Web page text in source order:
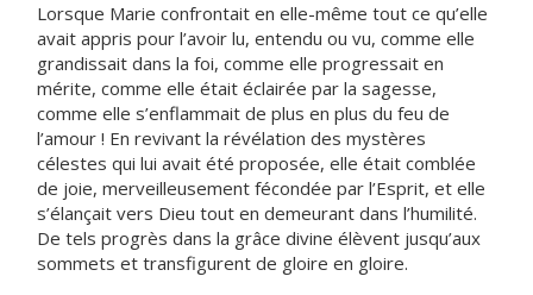
Lorsque Marie confrontait en elle-même tout ce qu’elle
avait appris pour l’avoir lu, entendu ou vu, comme elle
grandissait dans la foi, comme elle progressait en
mérite, comme elle était éclairée par la sagesse,
comme elle s’enflammait de plus en plus du feu de
l’amour ! En revivant la révélation des mystères
célestes qui lui avait été proposée, elle était comblée
de joie, merveilleusement fécondée par l’Esprit, et elle
s’élançait vers Dieu tout en demeurant dans l’humilité.
De tels progrès dans la grâce divine élèvent jusqu’aux
sommets et transfigurent de gloire en gloire.